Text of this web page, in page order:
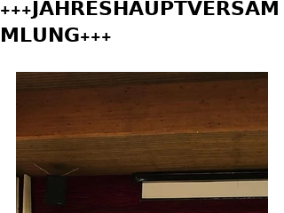
+++𝗝𝗔𝗛𝗥𝗘𝗦𝗛𝗔𝗨𝗣𝗧𝗩𝗘𝗥𝗦𝗔𝗠
𝗠𝗟𝗨𝗡𝗚+++